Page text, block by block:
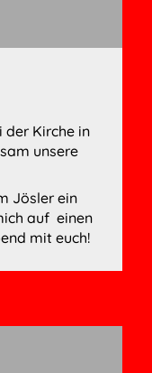
der Kirche in
unsere
Jösler ein
auf einen
mit euch!